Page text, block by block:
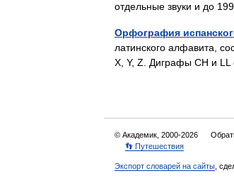
отдельные звуки и до
Орфография
латинского алфавита,
X, Y, Z. Диграфы CH и
© Академик, 2000-2026
👣 Путешествия
Экспорт словарей на сайты ,